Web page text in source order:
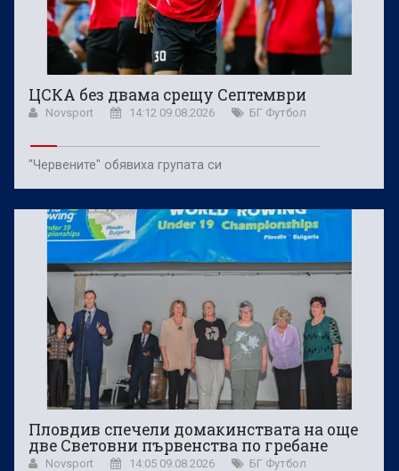
ЦСКА без двама срещу Септември
Novsport 14:12 09.08.2026 БГ Футбол
"Червените" обявиха групата си
Пловдив спечели домакинствата на още
две Световни първенства по гребане
Novsport 14:05 09.08.2026 БГ Футбол